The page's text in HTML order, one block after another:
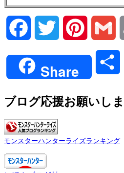
Facebook Twitter Pinterest
Share
ブログ応援お願いし
モンスターハンターライズランキング